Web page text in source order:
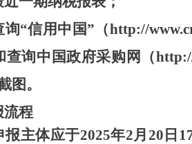
询“信用中国”（http://
查询中国政府采购网（
图。
流程
报主体应于2025年2月 20 日